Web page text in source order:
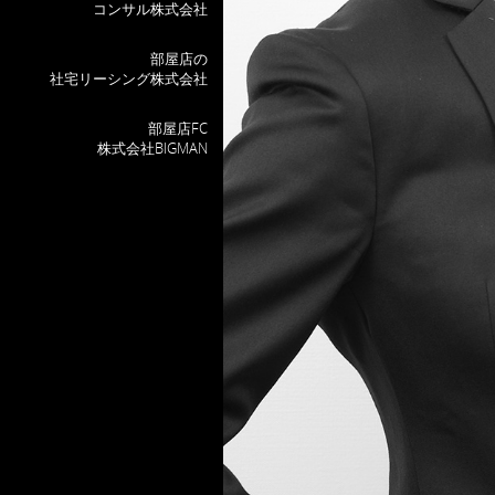
コンサル株式会社
部屋店の
社宅リーシング株式会社
部屋店FC
株式会社BIGMAN